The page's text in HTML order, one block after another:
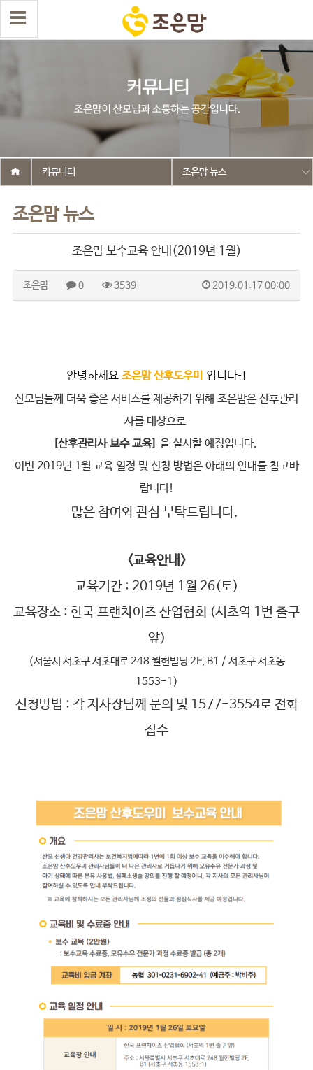
조은맘 뉴스
커뮤니티 조은맘 뉴스
조은맘 보수교육 안내(2019년 1월)
조은맘 0 3539 2019.01.17 00:00
안녕하세요 조은맘 산후도우미 입니다-!
산모님들께 더욱 좋은 서비스를 제공하기 위해 조은맘은 산후관리
사를 대상으로
[산후관리사 보수 교육] 을 실시할 예정입니다.
이번 2019년 1월 교육 일정 및 신청 방법은 아래의 안내를 참고바
랍니다!
많은 참여와 관심 부탁드립니다.
<교육안내>
교육기간 : 2019년 1월 26(토)
교육장소 : 한국 프랜차이즈 산업협회 (서초역 1번 출구
앞)
(서울시 서초구 서초대로 248 월헌빌딩 2F, B1 / 서초구 서초동
1553-1)
신청방법 : 각 지사장님께 문의 및 1577-3554로 전화
접수